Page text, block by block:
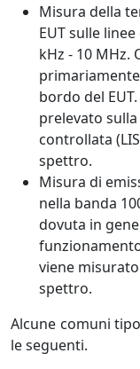
Misura della
EUT sulle
kHz - 10 MHz.
bordo del
prelevato
controllata
spettro.
Misura di
nella banda
dovuta in
viene
spettro.
Alcune comuni
le seguenti.